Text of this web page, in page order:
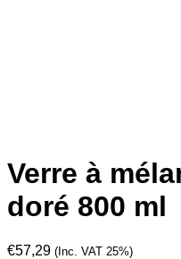
Verre à
doré 800 ml
€57,29 (Inc. VAT 25%)